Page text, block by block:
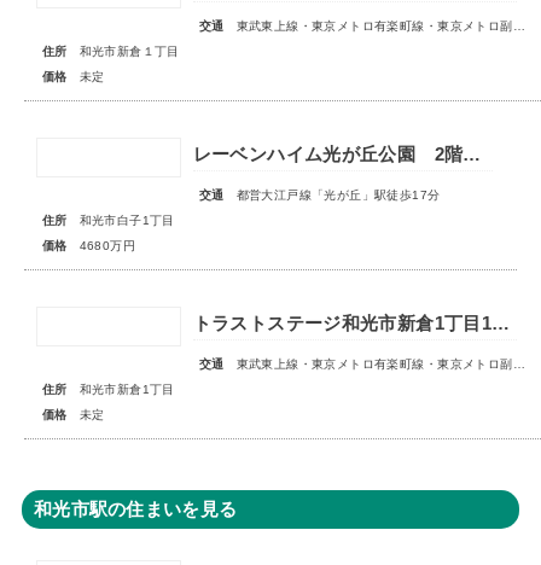
交通
東武東上線・東京メトロ有楽町線・東京メトロ副都心線「和光市」駅 徒歩14～15分
住所
和光市新倉１丁目
価格
未定
レーベンハイム光が丘公園 2階部分
交通
都営大江戸線「光が丘」駅徒歩17分
住所
和光市白子1丁目
価格
4680万円
トラストステージ和光市新倉1丁目16期 全11区画◇販売予告◇
交通
東武東上線・東京メトロ有楽町線・東京メトロ副都心線「和光市」駅 徒歩14～15分
住所
和光市新倉1丁目
価格
未定
和光市駅の住まいを見る